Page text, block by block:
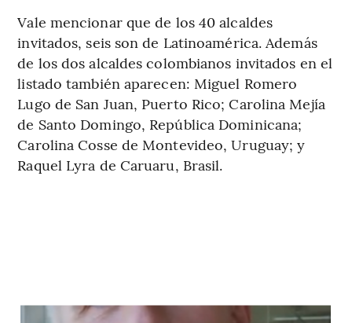
Vale mencionar que de los 40 alcaldes
invitados, seis son de Latinoamérica. Además
de los dos alcaldes colombianos invitados en el
listado también aparecen: Miguel Romero
Lugo de San Juan, Puerto Rico; Carolina Mejía
de Santo Domingo, República Dominicana;
Carolina Cosse de Montevideo, Uruguay; y
Raquel Lyra de Caruaru, Brasil.